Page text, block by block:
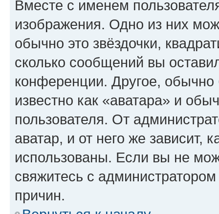
Вместе с именем
изображения. Одно из них
обычно это звёздочки,
сколько сообщений вы
конференции. Другое,
известно как «аватара» и
пользователя. От
аватар, и от него же зависит,
использованы. Если вы не
свяжитесь с
причин.